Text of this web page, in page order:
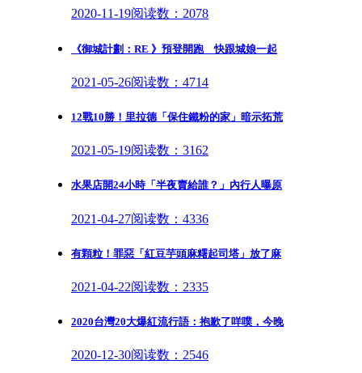
2020-11-19阅读数：2078
《御城計劃：RE 》預登開跑 快跟城娘一起
2021-05-26阅读数：4714
12戰10勝！里拉德「保住鐵粉的家」暗示拓荒
2021-05-19阅读数：3162
水果店開24小時「半夜賣給誰？」內行人曝原
2021-04-27阅读数：4336
有顆粒！罪惡「紅豆芋頭麻糬起司塔」放了麻
2021-04-22阅读数：2335
2020台灣20大爆紅流行語：抱歉了咩噗，今晚
2020-12-30阅读数：2546